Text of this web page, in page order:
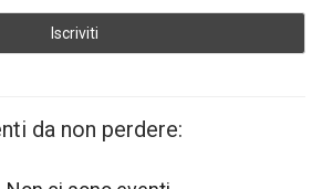
da non perdere: